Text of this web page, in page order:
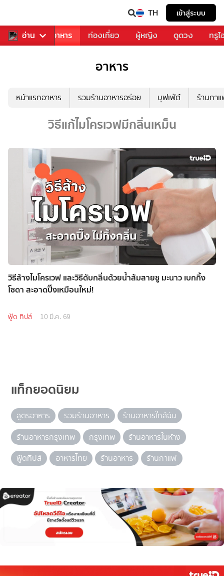
TH เข้าสู่ระบบ
อ่าน
การเพลง อาหาร ท่องเที่ยว ผู้หญิง ดูดวง ทรู
อาหาร
หน้าแรกอาหาร รวมร้านอาหารอร่อย บุฟเฟ่ต์ ร้านกา
วิธีแก้ไมโครเวฟมีกลิ่นเหม็น
วิธีล้างไมโครเวฟ และวิธีดับกลิ่นด้วยน้ำส้มสายชู มะนาว เบกกิ้ง
โซดา สะอาดปิ๊งเหมือนใหม่!
ฟู้ด ทิปส์ 10 มี.ค. 69
แท็กยอดนิยม
สูตรอาหาร รวมร้านอาหาร
ร้านอาหารใกล้ฉัน
ร้านอาหารกรุงเทพ
กรุงเทพ
ร้านอาหารในห้าง
ฟู้ดทิปส์
อาหารไทย ร้านอาหาร ร้านกาแฟ